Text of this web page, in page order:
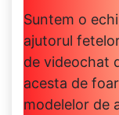
Suntem o
ajutorul
de videochat
acesta de
modelelor de